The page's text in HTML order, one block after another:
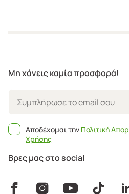
Μη χάνεις καμία προσφορά!
Αποδέχομαι την Πολιτική
Χρήσης
Βρες μας στο social